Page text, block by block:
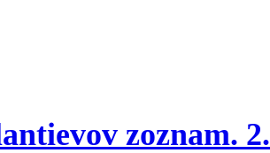
zoznam. 2.